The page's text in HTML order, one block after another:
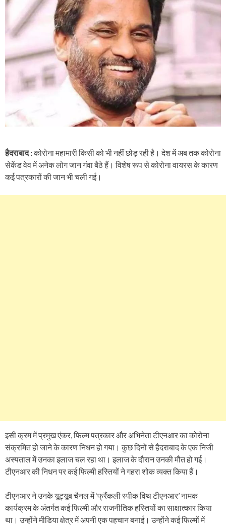
हैदराबाद :कोरोना महामारी किसी को भी नहीं छोड़ रही है। देश में अब तक कोरोना
सेकेंड वेव में अनेक लोग जान गंवा बैठे हैं। विशेष रूप से कोरोना वायरस के कारण
कई पत्रकारों की जान भी चली गई।
इसी क्रम में प्रमुख एंकर, फिल्म पत्रकार और अभिनेता टीएनआर का कोरोना
संक्रमित हो जाने के कारण निधन हो गया। कुछ दिनों से हैदराबाद के एक निजी
अस्पताल में उनका इलाज चल रहा था। इलाज के दौरान उनकी मौत हो गई।
टीएनआर की निधन पर कई फिल्मी हस्तियों ने गहरा शोक व्यक्त किया हैं।
टीएनआर ने उनके यूट्यूब चैनल में ‘फ्रैंकली स्पीक विथ टीएनआर’ नामक
कार्यक्रम के अंतर्गत कई फिल्मी और राजनीतिक हस्तियों का साक्षात्कार किया
था। उन्होंने मीडिया क्षेत्र में अपनी एक पहचान बनाई। उन्होंने कई फिल्मों में